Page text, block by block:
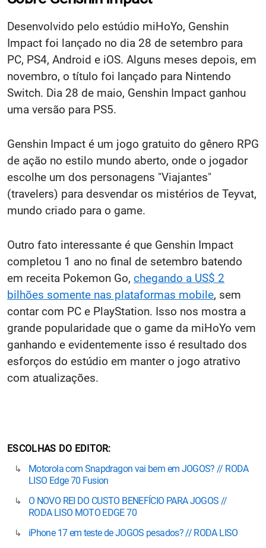
Desenvolvido pelo estúdio miHoYo, Genshin
Impact foi lançado no dia 28 de setembro para
PC, PS4, Android e iOS. Alguns meses depois, em
novembro, o título foi lançado para Nintendo
Switch. Dia 28 de maio, Genshin Impact ganhou
uma versão para PS5.
Genshin Impact é um jogo gratuito do gênero RPG
de ação no estilo mundo aberto, onde o jogador
escolhe um dos personagens "Viajantes"
(travelers) para desvendar os mistérios de Teyvat,
mundo criado para o game.
Outro fato interessante é que Genshin Impact
completou 1 ano no final de setembro batendo
em receita Pokemon Go, chegando a US$ 2
bilhões somente nas plataformas mobile, sem
contar com PC e PlayStation. Isso nos mostra a
grande popularidade que o game da miHoYo vem
ganhando e evidentemente isso é resultado dos
esforços do estúdio em manter o jogo atrativo
com atualizações.
ESCOLHAS DO EDITOR
Motorola com Snapdragon vai bem em JOGOS? // RODA
LISO Edge 70 Fusion
O NOVO REI DO CUSTO BENEFÍCIO PARA JOGOS //
RODA LISO MOTO EDGE 70
iPhone 17 em teste de JOGOS pesados? // RODA LISO